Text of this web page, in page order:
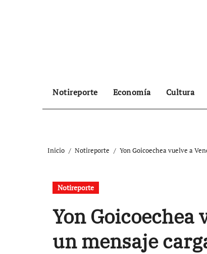
Notireporte Economía Cultura
Inicio Notireporte Yon Goicoechea vuelve a
Notireporte
Yon Goicoechea
un mensaje